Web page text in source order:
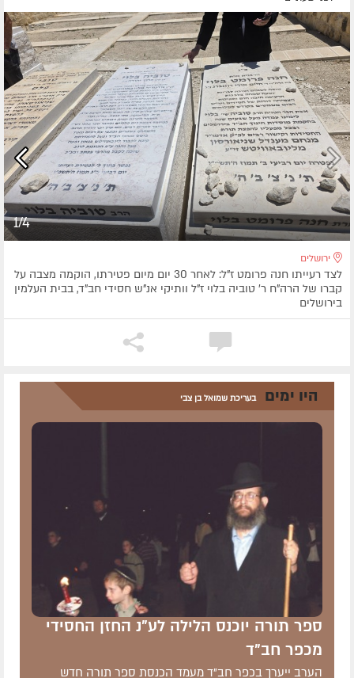
1/4
ירושלים
לצד רעייתו חנה פרומט ז"ל: לאחר 30 יום מיום פטירתו, הוקמה מצבה על
קברו של הרה"ח ר' טוביה בלוי ז"ל וותיקי אנ"ש חסידי חב"ד, בבית העלמין
בירושלים
היו ימים בעריכת שמואל בן צבי
ספר תורה יוכנס הלילה לע"נ החזן החסידי
מכפר חב"ד
הערב ייערך בכפר חב"ד מעמד הכנסת ספר תורה חדש